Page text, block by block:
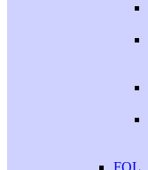
FOL